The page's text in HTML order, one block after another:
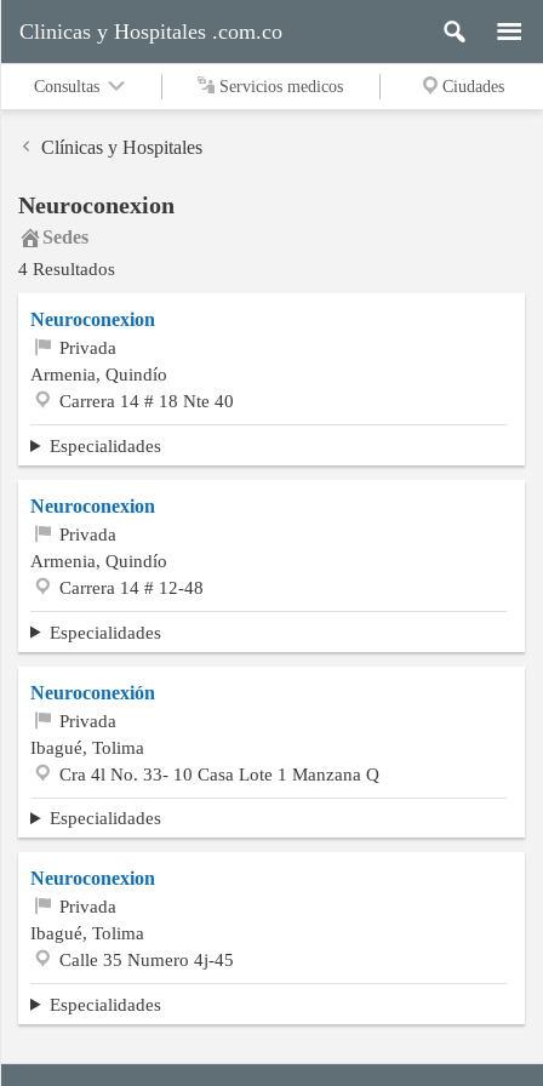
medicos
Ciudades
Buscar
Contacto
Clinicas y Hospitales .com.co
Consultas Servicios medicos Ciudades
Clínicas y Hospitales
Neuroconexion
Sedes
4 Resultados
Neuroconexion
Privada
Armenia, Quindío
Carrera 14 # 18 Nte 40
Especialidades
Neuroconexion
Privada
Armenia, Quindío
Carrera 14 # 12-48
Especialidades
Neuroconexión
Privada
Ibagué, Tolima
Cra 4l No. 33- 10 Casa Lote 1 Manzana Q
Especialidades
Neuroconexion
Privada
Ibagué, Tolima
Calle 35 Numero 4j-45
Especialidades